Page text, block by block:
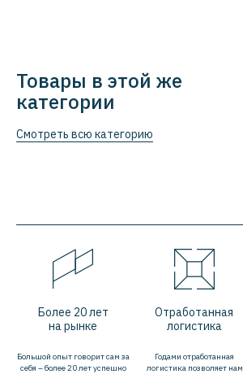
Товары в этой же
категории
Смотреть всю категорию
Большой опыт говорит сам за
себя – более 20 лет успешно
Более 20 лет
на рынке
Отработанная
логистика
Годами отработанная
логистика позволяет нам